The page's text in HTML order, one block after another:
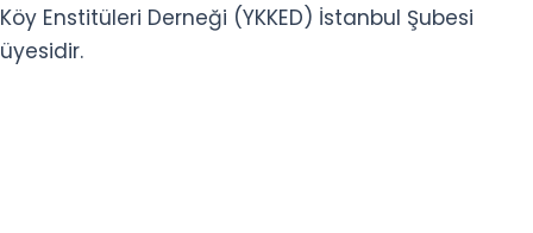
Köy Enstitüleri Derneği (YKKED) İstanbul Şubesi
üyesidir.